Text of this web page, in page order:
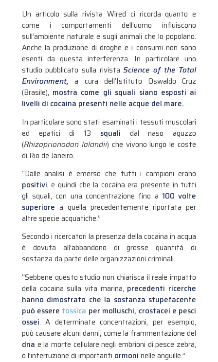
Un articolo sulla rivista Wired ci ricorda quanto e
come i comportamenti dell’uomo influiscono
sull’ambiente naturale e sugli animali che lo popolano.
Anche la produzione di droghe e i consumi non sono
esenti da questa interferenza. In particolare uno
studio pubblicato sulla rivistaScience of the Total
Environment,a cura dell’Istituto Oswaldo Cruz
(Brasile), mostra come gli squali siano esposti ai
livelli di cocaina presenti nelle acque del mare.
In particolare sono stati esaminati i tessuti muscolari
ed epatici di 13 squali dal naso aguzzo
(Rhizoprionodon lalandii) che vivono lungo le coste
di Rio de Janeiro.
“Dalle analisi è emerso che tutti i campioni erano
positivi, e quindi che la cocaina era presente in tutti
gli squali, con una concentrazione fino a 100 volte
superiore a quella precedentemente riportata per
altre specie acquatiche.”
Secondo i ricercatori la presenza della cocaina in acqua
è dovuta all’abbandono di grosse quantità di
sostanza da parte delle organizzazioni criminali.
“Sebbene questo studio non chiarisca il reale impatto
della cocaina sulla vita marina, precedenti ricerche
hanno dimostrato che la sostanza stupefacente
può essere tossica per molluschi, crostacei e pesci
ossei. A determinate concentrazioni, per esempio,
può causare alcuni danni, come la frammentazione del
dna e la morte cellulare negli embrioni di pesce zebra,
o l’interruzione di importanti ormoni nelle anguille.”